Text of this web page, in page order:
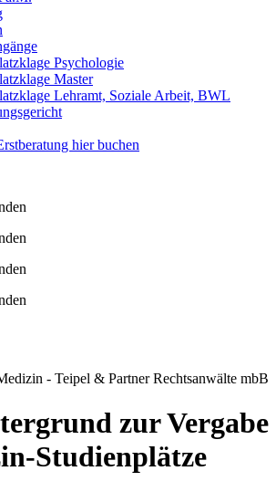
Psychologie
Master
Lehramt, Soziale Arbeit, BWL
hier buchen
zur Vergabe
Studienplätze